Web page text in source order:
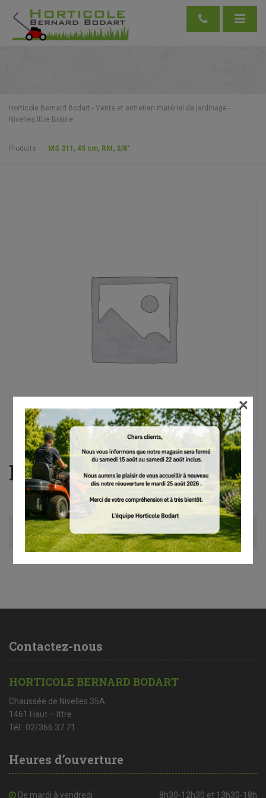
Horticole Bernard Bodart - Vente et entretien matériel de jardinage -
Nivelles Ittre Braine
Produits MS 311, 45 cm, RM, 3/8″
MS 311, 45 cm, RM, 3/8″
Avis (0)
Contactez-nous
HORTICOLE BERNARD BODART
Chaussée de Nivelles 35A
1461 Haut – Ittre
Tél : 02/366 37 71
Heures d’ouverture
De mardi à vendredi 8h30-12h30 et 13h30-18h
×